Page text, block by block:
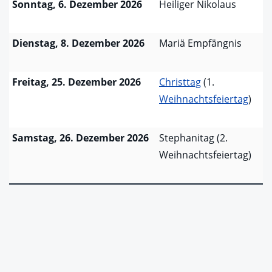
Sonntag, 6. Dezember 2026 Heiliger Nikolaus
Dienstag, 8. Dezember 2026 Mariä Empfängnis
Freitag, 25. Dezember 2026 Christtag(1.
Weihnachtsfeiertag)
Samstag, 26. Dezember 2026
Stephanitag (2.
Weihnachtsfeiertag)